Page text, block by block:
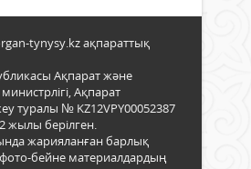
tynysy.kz ақпараттық
Ақпарат және
Ақпарат
туралы № KZ12VPY00052387
жылы берілген.
жарияланған барлық
бейне материалдардың